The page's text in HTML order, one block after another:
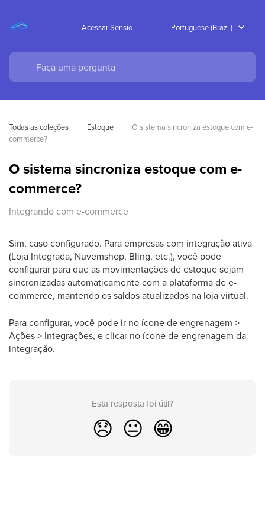
Acessar Sensio
Todas as coleções Estoque
O sistema sincroniza estoque com e-
commerce?
O sistema sincroniza estoque com e-
commerce?
Integrando com e-commerce
Sim, caso configurado. Para empresas com integração ativa
(Loja Integrada, Nuvemshop, Bling, etc.), você pode
configurar para que as movimentações de estoque sejam
sincronizadas automaticamente com a plataforma de e-
commerce, mantendo os saldos atualizados na loja virtual.
Para configurar, você pode ir no ícone de engrenagem >
Ações > Integrações, e clicar no ícone de engrenagem da
integração.
Esta resposta foi útil?
😞 😐 😁